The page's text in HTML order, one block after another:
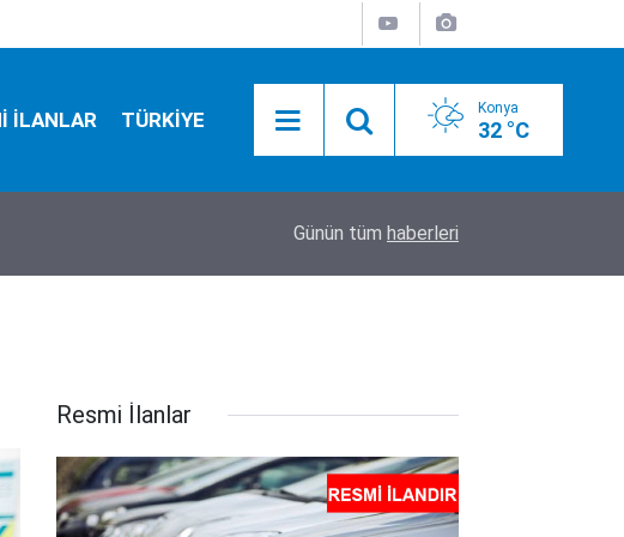
İLANLAR TÜRKİYE Konya
32 °C
Başkan Özgökçen, Pekyatırmacı Selçuklu'nun
Günün tüm haberleri
Resmi İlanlar